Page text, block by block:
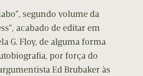
segundo volume da
acabado de editar em
G. Floy, de alguma forma
por força do
Ed Brubaker às